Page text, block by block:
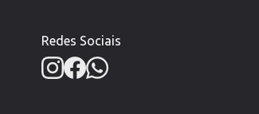
Redes Sociais